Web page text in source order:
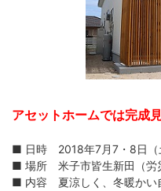
アセットホームでは完成
■ 日時 2018年7月7・8日
■ 場所 米子市皆生新田（労
■ 内容 夏涼しく、冬暖かい